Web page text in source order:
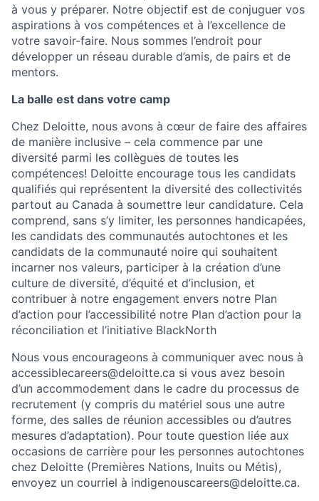
à vous y préparer. Notre objectif est de conjuguer vos
aspirations à vos compétences et à l’excellence de
votre savoir-faire. Nous sommes l’endroit pour
développer un réseau durable d’amis, de pairs et de
mentors.
La balle est dans votre camp
Chez Deloitte, nous avons à cœur de faire des affaires
de manière inclusive – cela commence par une
diversité parmi les collègues de toutes les
compétences! Deloitte encourage tous les candidats
qualifiés qui représentent la diversité des collectivités
partout au Canada à soumettre leur candidature. Cela
comprend, sans s’y limiter, les personnes handicapées,
les candidats des communautés autochtones et les
candidats de la communauté noire qui souhaitent
incarner nos valeurs, participer à la création d’une
culture de diversité, d’équité et d’inclusion, et
contribuer à notre engagement envers notre Plan
d’action pour l’accessibilité notre Plan d’action pour la
réconciliation et l’initiative BlackNorth
Nous vous encourageons à communiquer avec nous à
accessiblecareers@deloitte.ca si vous avez besoin
d’un accommodement dans le cadre du processus de
recrutement (y compris du matériel sous une autre
forme, des salles de réunion accessibles ou d’autres
mesures d’adaptation). Pour toute question liée aux
occasions de carrière pour les personnes autochtones
chez Deloitte (Premières Nations, Inuits ou Métis),
envoyez un courriel à indigenouscareers@deloitte.ca.